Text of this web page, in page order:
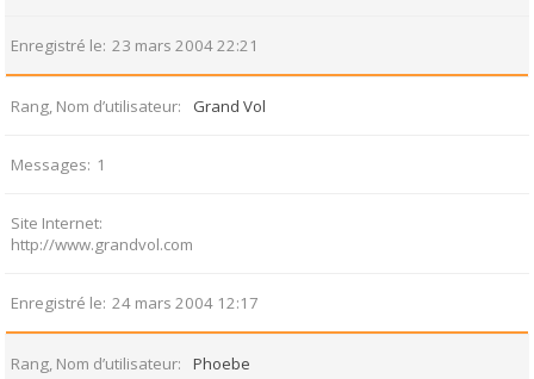
Enregistré le 23 mars 2004 22:21
Rang, Nom d’utilisateur Grand Vol
Messages 1
Site Internet
http://www.grandvol.com
Enregistré le 24 mars 2004 12:17
Rang, Nom d’utilisateur Phoebe